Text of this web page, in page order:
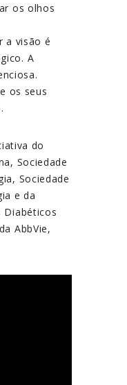
os olhos
a visão é
A
os seus
do
Sociedade
Sociedade
e da
Diabéticos
AbbVie,